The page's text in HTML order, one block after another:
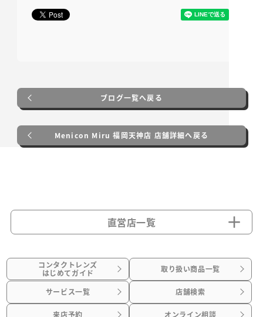
ブログ一覧へ戻る
Menicon Miru 福岡天神店 店舗詳細へ戻る
直営店一覧
コンタクトレンズ
はじめてガイド 取り扱い商品一覧
サービス一覧 店舗検索
来店予約 オンライン相談